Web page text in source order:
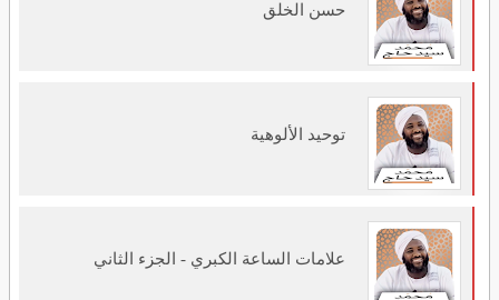
حسن الخلق
توحيد الألوهية
علامات الساعة الكبري - الجزء الثاني